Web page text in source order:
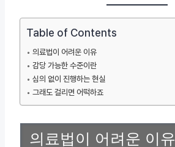
Table of Contents
의료법이 어려운 이유
감당 가능한 수준이란
심의 없이 진행하는 현실
그래도 걸리면 어떡하죠
의료법이 어려운 이유